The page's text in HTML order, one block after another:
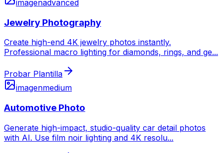
imagenadvanced
Jewelry Photography
Create high-end 4K jewelry photos instantly.
Professional macro lighting for diamonds, rings, and ge...
Probar Plantilla
imagenmedium
Automotive Photo
Generate high-impact, studio-quality car detail photos
with AI. Use film noir lighting and 4K resolu...